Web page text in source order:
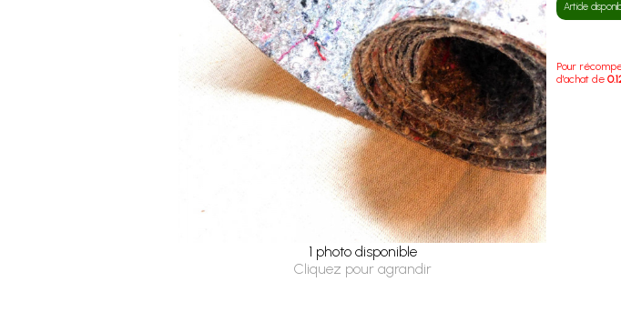
1 photo disponible
Cliquez pour agrandir
Article
Pour
d'achat de